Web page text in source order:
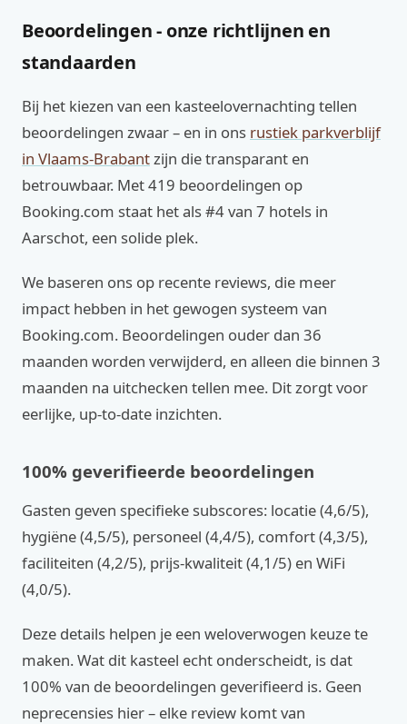
Beoordelingen - onze richtlijnen en
standaarden
Bij het kiezen van een kasteelovernachting tellen
beoordelingen zwaar – en in ons rustiek parkverblijf
in Vlaams-Brabantzijn die transparant en
betrouwbaar. Met 419 beoordelingen op
Booking.com staat het als #4 van 7 hotels in
Aarschot, een solide plek.
We baseren ons op recente reviews, die meer
impact hebben in het gewogen systeem van
Booking.com. Beoordelingen ouder dan 36
maanden worden verwijderd, en alleen die binnen 3
maanden na uitchecken tellen mee. Dit zorgt voor
eerlijke, up-to-date inzichten.
100% geverifieerde beoordelingen
Gasten geven specifieke subscores: locatie (4,6/5),
hygiëne (4,5/5), personeel (4,4/5), comfort (4,3/5),
faciliteiten (4,2/5), prijs-kwaliteit (4,1/5) en WiFi
(4,0/5).
Deze details helpen je een weloverwogen keuze te
maken. Wat dit kasteel echt onderscheidt, is dat
100% van de beoordelingen geverifieerd is. Geen
neprecensies hier – elke review komt van